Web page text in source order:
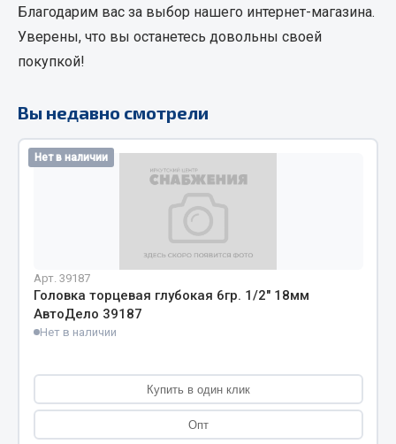
Болты
Гайки
Пресс-масленки
Пробки
Пружины
Соединительные элементы
Адаптеры и переходники
Тройники
Трубки, муфты, гайки
Благодарим вас за выбор нашего интернет-магазина.
Уверены, что вы останетесь довольны своей
покупкой!
Вы недавно смотрели
Нет в наличии
Арт. 39187
Головка торцевая глубокая 6гр. 1/2" 18мм
АвтоДело 39187
Нет в наличии
Купить в один клик
Опт